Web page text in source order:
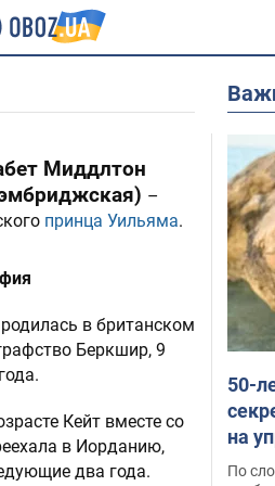
Миддлтон
–
принца Уильяма.
в британском
Беркшир, 9
Кейт вместе со
в Иорданию,
два года.
50-
на
По